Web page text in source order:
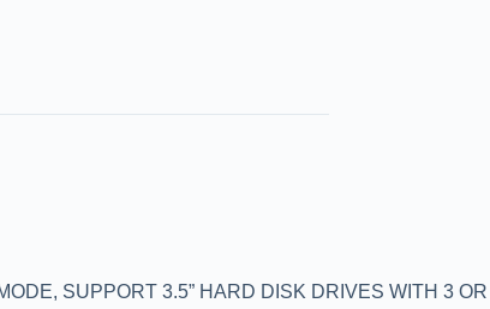
SUPPORT 3.5” HARD DISK DRIVES WITH 3 OR